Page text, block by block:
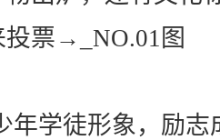
年学徒形象，励